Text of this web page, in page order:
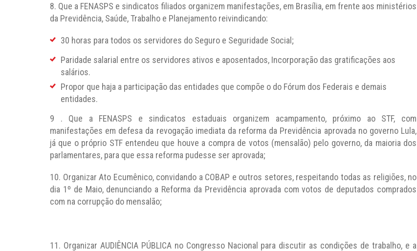
8. Que a FENASPS e sindicatos filiados organizem manifestações, em Brasília, em frente aos ministérios
da Previdência, Saúde, Trabalho e Planejamento reivindicando:
30 horas para todos os servidores do Seguro e Seguridade Social;
Paridade salarial entre os servidores ativos e aposentados, Incorporação das gratificações aos
salários.
Propor que haja a participação das entidades que compõe o do Fórum dos Federais e demais
entidades.
9 . Que a FENASPS e sindicatos estaduais organizem acampamento, próximo ao STF, com
manifestações em defesa da revogação imediata da reforma da Previdência aprovada no governo Lula,
já que o próprio STF entendeu que houve a compra de votos (mensalão) pelo governo, da maioria dos
parlamentares, para que essa reforma pudesse ser aprovada;
10. Organizar Ato Ecumênico, convidando a COBAP e outros setores, respeitando todas as religiões, no
dia 1º de Maio, denunciando a Reforma da Previdência aprovada com votos de deputados comprados
com na corrupção do mensalão;
11. Organizar AUDIÊNCIA PÚBLICA no Congresso Nacional para discutir as condições de trabalho, e a